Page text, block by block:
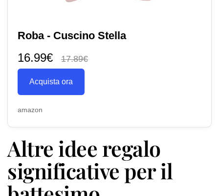
Roba - Cuscino Stella
16.99€ 17.89€
Acquista ora
amazon
Altre idee regalo
significative per il